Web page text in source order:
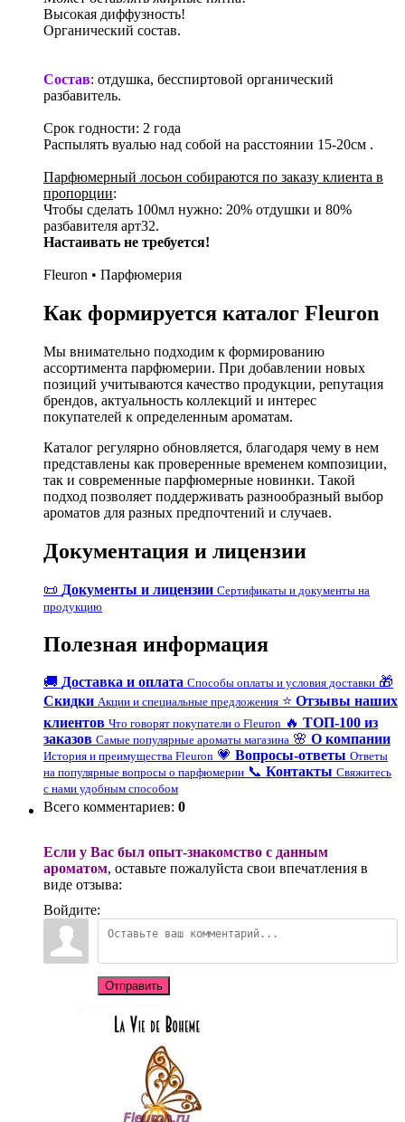
Высокая диффузность!
Органический состав.
Состав: отдушка, бесспиртовой органический
разбавитель.
Срок годности: 2 года
Распылять вуалью над собой на расстоянии 15-20см .
Парфюмерный лосьон собираются по заказу клиента в
пропорции:
Чтобы сделать 100мл нужно: 20% отдушки и 80%
разбавителя арт32.
Настаивать не требуется!
Fleuron • Парфюмерия
Как формируется каталог Fleuron
Мы внимательно подходим к формированию
ассортимента парфюмерии. При добавлении новых
позиций учитываются качество продукции, репутация
брендов, актуальность коллекций и интерес
покупателей к определенным ароматам.
Каталог регулярно обновляется, благодаря чему в нем
представлены как проверенные временем композиции,
так и современные парфюмерные новинки. Такой
подход позволяет поддерживать разнообразный выбор
ароматов для разных предпочтений и случаев.
Документация и лицензии
📜 Документы и лицензии Сертификаты и документы на
продукцию
Полезная информация
🚚 Доставка и оплата Способы оплаты и условия доставки 🎁
Скидки Акции и специальные предложения ⭐ Отзывы наших
клиентов Что говорят покупатели о Fleuron 🔥 ТОП-100 из
заказов Самые популярные ароматы магазина 🌸 О компании
История и преимущества Fleuron 💗 Вопросы-ответы Ответы
на популярные вопросы о парфюмерии 📞 Контакты Свяжитесь
с нами удобным способом
Всего комментариев: 0
Если у Вас был опыт-знакомство с данным
ароматом, оставьте пожалуйста свои впечатления в
виде отзыва:
Войдите:
Отправить